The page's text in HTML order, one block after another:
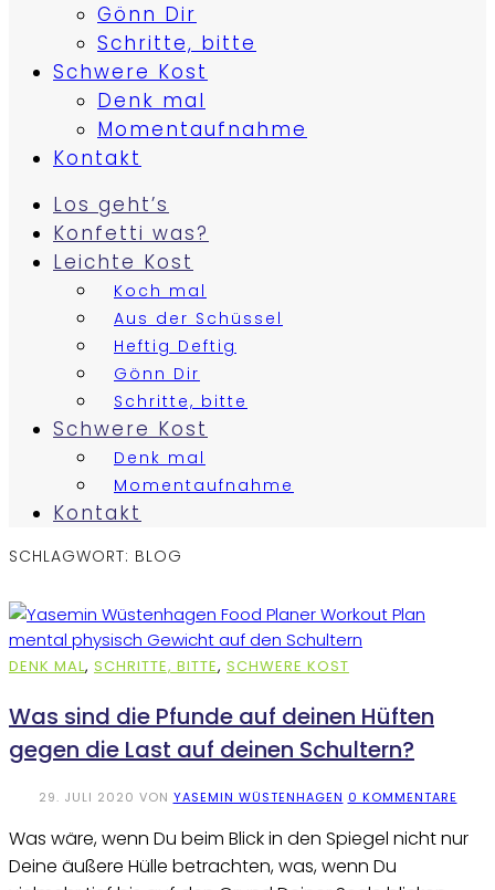
Gönn Dir
Schritte, bitte
Schwere Kost
Denk mal
Momentaufnahme
Kontakt
Los geht’s
Konfetti was?
Leichte Kost
Koch mal
Aus der Schüssel
Heftig Deftig
Gönn Dir
Schritte, bitte
Schwere Kost
Denk mal
Momentaufnahme
Kontakt
SCHLAGWORT: BLOG
DENK MAL, SCHRITTE, BITTE, SCHWERE KOST
Was sind die Pfunde auf deinen Hüften
gegen die Last auf deinen Schultern?
29. JULI 2020 VON YASEMIN WÜSTENHAGEN 0 KOMMENTARE
Was wäre, wenn Du beim Blick in den Spiegel nicht nur
Deine äußere Hülle betrachten, was, wenn Du